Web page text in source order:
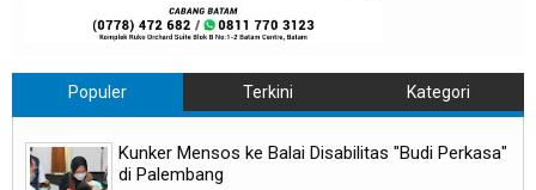
Populer Terkini Kategori
Kunker Mensos ke Balai Disabilitas "Budi Perkasa"
di Palembang